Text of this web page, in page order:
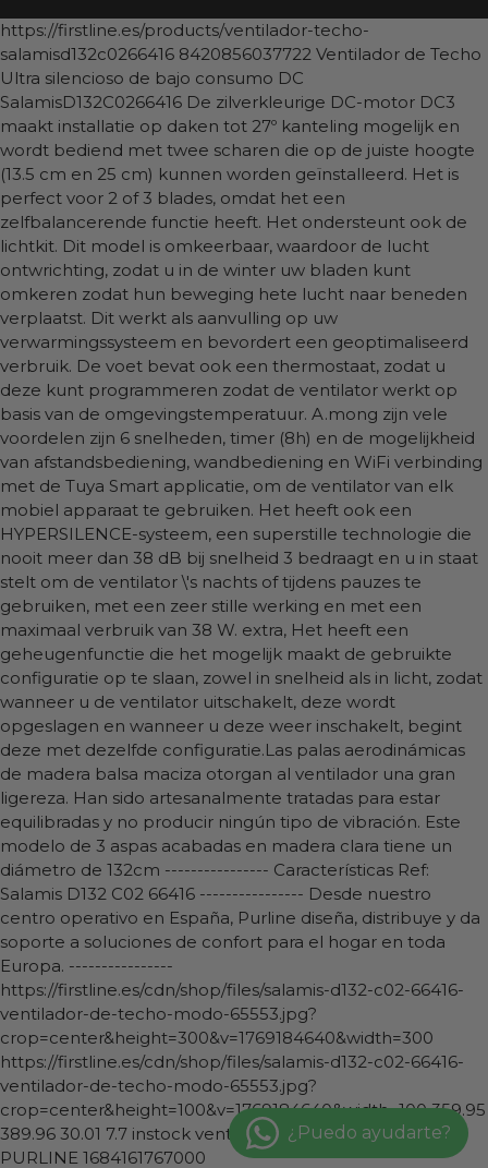
https://firstline.es/products/ventilador-techo-
salamisd132c0266416 8420856037722 Ventilador de Techo
Ultra silencioso de bajo consumo DC
SalamisD132C0266416 De zilverkleurige DC-motor DC3
maakt installatie op daken tot 27º kanteling mogelijk en
wordt bediend met twee scharen die op de juiste hoogte
(13.5 cm en 25 cm) kunnen worden geïnstalleerd. Het is
perfect voor 2 of 3 blades, omdat het een
zelfbalancerende functie heeft. Het ondersteunt ook de
lichtkit. Dit model is omkeerbaar, waardoor de lucht
ontwrichting, zodat u in de winter uw bladen kunt
omkeren zodat hun beweging hete lucht naar beneden
verplaatst. Dit werkt als aanvulling op uw
verwarmingssysteem en bevordert een geoptimaliseerd
verbruik. De voet bevat ook een thermostaat, zodat u
deze kunt programmeren zodat de ventilator werkt op
basis van de omgevingstemperatuur. A.mong zijn vele
voordelen zijn 6 snelheden, timer (8h) en de mogelijkheid
van afstandsbediening, wandbediening en WiFi verbinding
met de Tuya Smart applicatie, om de ventilator van elk
mobiel apparaat te gebruiken. Het heeft ook een
HYPERSILENCE-systeem, een superstille technologie die
nooit meer dan 38 dB bij snelheid 3 bedraagt en u in staat
stelt om de ventilator \'s nachts of tijdens pauzes te
gebruiken, met een zeer stille werking en met een
maximaal verbruik van 38 W. extra, Het heeft een
geheugenfunctie die het mogelijk maakt de gebruikte
configuratie op te slaan, zowel in snelheid als in licht, zodat
wanneer u de ventilator uitschakelt, deze wordt
opgeslagen en wanneer u deze weer inschakelt, begint
deze met dezelfde configuratie.Las palas aerodinámicas
de madera balsa maciza otorgan al ventilador una gran
ligereza. Han sido artesanalmente tratadas para estar
equilibradas y no producir ningún tipo de vibración. Este
modelo de 3 aspas acabadas en madera clara tiene un
diámetro de 132cm ---------------- Características Ref:
Salamis D132 C02 66416 ---------------- Desde nuestro
centro operativo en España, Purline diseña, distribuye y da
soporte a soluciones de confort para el hogar en toda
Europa. ----------------
https://firstline.es/cdn/shop/files/salamis-d132-c02-66416-
ventilador-de-techo-modo-65553.jpg?
crop=center&height=300&v=1769184640&width=300
https://firstline.es/cdn/shop/files/salamis-d132-c02-66416-
ventilador-de-techo-modo-65553.jpg?
crop=center&height=100&v=1769184640&width=100 359.95
389.96 30.01 7.7 instock ventiladores-purline-klassfan
PURLINE 1684161767000